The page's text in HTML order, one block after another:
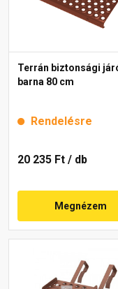
Terrán biztonsági
barna 80 cm
Rendelésre
20 235 Ft / db
Megnézem